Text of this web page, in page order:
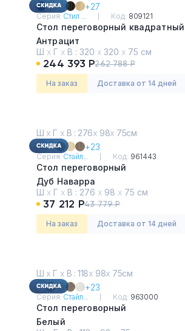
+27
Серия: Стил ... Код: 809121
Стол переговорный квадратный
Антрацит
Ш х Г х В : 320 х 320 х 75 см
244 393 Р262 788 Р
На заказ Доставка от 14 дней
Ш х Г х В : 276х 98х 75см
+23
Серия: Стайл... Код: 961443
Стол переговорный
Дуб Наварра
Ш х Г х В : 276 х 98 х 75 см
37 212 Р43 779 Р
На заказ Доставка от 14 дней
Ш х Г х В : 118х 98х 75см
+23
Серия: Стайл... Код: 963000
Стол переговорный
Белый